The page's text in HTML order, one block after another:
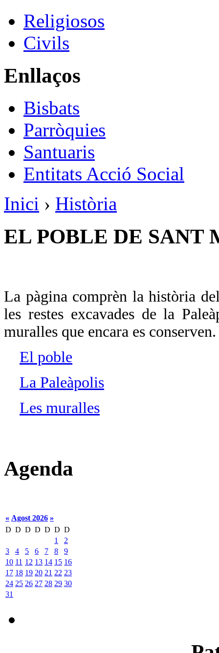
Religiosos
Civils
Enllaços
Bisbats
Parròquies
Santuaris
Entitats Acció Social
Inici › Història
EL POBLE DE SANT
La pàgina comprèn la història
les restes excavades de la
muralles que encara es conserven.
El poble
La Paleàpolis
Les muralles
Agenda
« Agost 2026 »
D D D D D D D
1
2
3
4 5 6 7 8
9
10 11 12 13 14 15 16
17 18 19 20 21 22 23
24 25 26 27 28 29 30
31